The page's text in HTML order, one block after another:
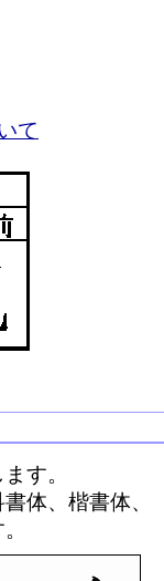
て
す。
体、楷書体、